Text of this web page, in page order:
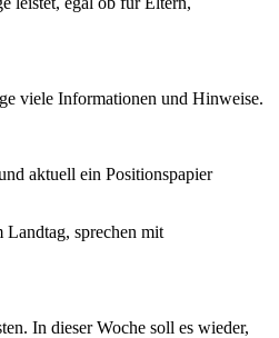
viele Informationen und Hinweise.
aktuell ein Positionspapier
sprechen mit
In dieser Woche soll es wieder,